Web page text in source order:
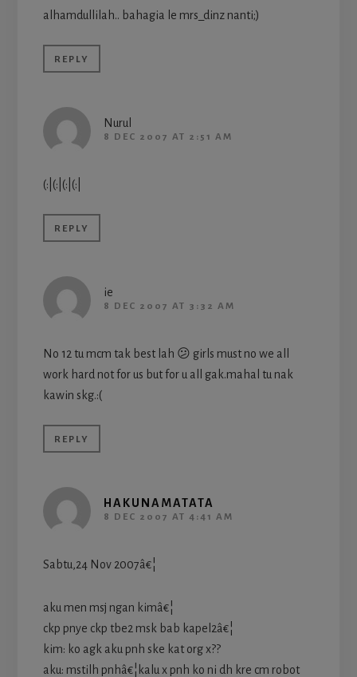
alhamdullilah.. bahagia le mrs_dinz nanti;)
REPLY
Nurul
8 DEC 2007 AT 2:51 AM
(:|(:|(:|(:|
REPLY
ie
8 DEC 2007 AT 3:32 AM
No 12 tu mcm tak best lah 😕 girls must no we all
work hard not for us but for u all gak.mahal tu nak
kawin skg.:(
REPLY
HAKUNAMATATA
8 DEC 2007 AT 4:41 AM
Sabtu,24 Nov 2007â€¦
aku men msj ngan kimâ€¦
ckp pnye ckp tbe2 msk bab kapel2â€¦
kim: ko agk aku pnh ske kat org x??
aku: mstilh pnhâ€¦kalu x pnh ko ni dh kre cm robot